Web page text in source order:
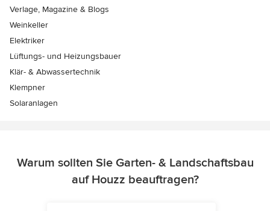
Verlage, Magazine & Blogs
Weinkeller
Elektriker
Lüftungs- und Heizungsbauer
Klär- & Abwassertechnik
Klempner
Solaranlagen
Warum sollten Sie Garten- & Landschaftsbau
auf Houzz beauftragen?